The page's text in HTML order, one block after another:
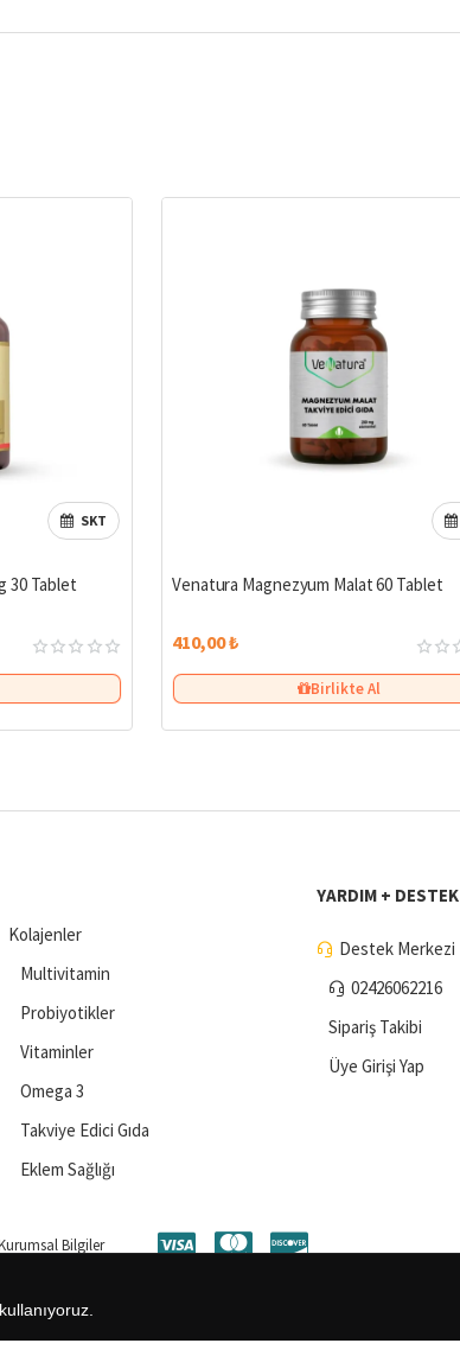
SKT
30 Tablet Venatura Magnezyum Malat 60 Tablet
410,00 ₺
Birlikte Al
Kolajenler
Multivitamin
Probiyotikler
Vitaminler
Omega 3
Takviye Edici Gıda
Eklem Sağlığı
YARDIM + DESTEK
Destek Merkezi
02426062216
Sipariş Takibi
Üye Girişi Yap
Bilgiler